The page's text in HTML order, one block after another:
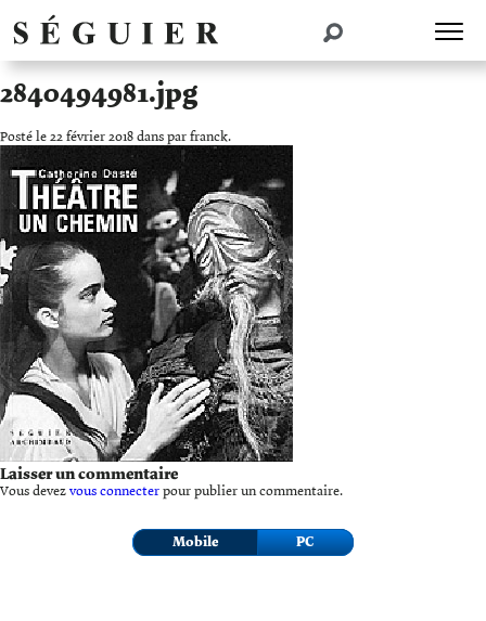
2840494981.jpg
Posté le 22 février 2018 dans par franck.
Laisser un commentaire
Vous devez vous connecter pour publier un commentaire.
Mobile PC